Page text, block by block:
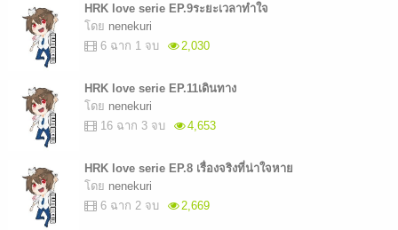
HRK love serie EP.9ระยะเวลาทำใจ
โดย nenekuri
6 ฉาก 1 จบ
2,030
HRK love serie EP.11เดินทาง
โดย nenekuri
16 ฉาก 3 จบ
4,653
HRK love serie EP.8 เรื่องจริงที่น่าใจหาย
โดย nenekuri
6 ฉาก 2 จบ
2,669